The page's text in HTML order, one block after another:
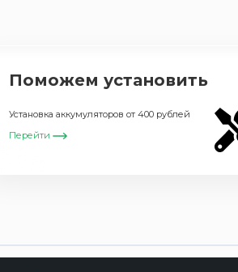
Поможем установить
Установка аккумуляторов от 400 рублей
Перейти